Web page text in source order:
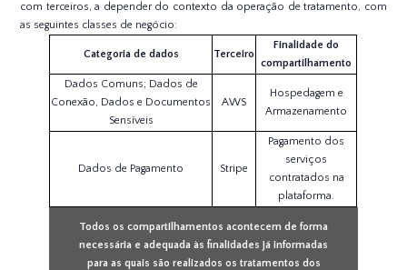
com terceiros, a depender do contexto da operação de tratamento, com
as seguintes classes de negócio:
Categoria de dados Terceiro
Finalidade do
compartilhamento
Dados Comuns; Dados de
Conexão, Dados e Documentos
Sensíveis
AWS
Hospedagem e
Armazenamento
Dados de Pagamento Stripe
Pagamento dos
serviços
contratados na
plataforma.
Todos os compartilhamentos acontecem de forma
necessária e adequada às finalidades já informadas
para as quais são realizados os tratamentos dos